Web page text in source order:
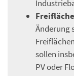
Änderung
sollen
PV oder